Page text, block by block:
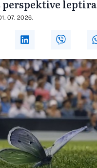
perspektive leptira
07. 2026.